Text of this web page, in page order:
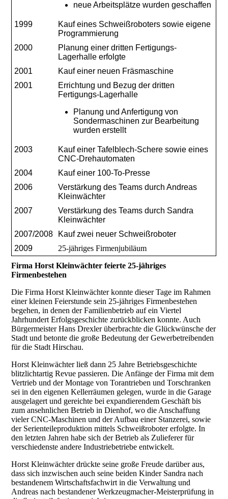
neue Arbeitsplätze wurden geschaffen
1999
Kauf eines Schweißroboters sowie eigene
Programmierung
2000
Planung einer dritten Fertigungs-
Lagerhalle erfolgte
2001
Kauf einer neuen Fräsmaschine
2001
Errichtung und Bezug der dritten
Fertigungs-Lagerhalle
Planung und Anfertigung von
Sondermaschinen zur Bearbeitung
wurden erstellt
2003
Kauf einer Tafelblech-Schere sowie eines
CNC-Drehautomaten
2004
Kauf einer 100-To-Presse
2006
Verstärkung des Teams durch Andreas
Kleinwächter
2007
Verstärkung des Teams durch Sandra
Kleinwächter
2007/2008
Kauf zwei neuer Schweißroboter
2009
25-jähriges Firmenjubiläum
Firma Horst Kleinwächter feierte 25-jähriges
Firmenbestehen
Die Firma Horst Kleinwächter konnte dieser Tage im Rahmen
einer kleinen Feierstunde sein 25-jähriges Firmenbestehen
begehen, in denen der Familienbetrieb auf ein Viertel
Jahrhundert Erfolgsgeschichte zurückblicken konnte. Auch
Bürgermeister Hans Drexler überbrachte die Glückwünsche der
Stadt und betonte die große Bedeutung der Gewerbetreibenden
für die Stadt Hirschau.
Horst Kleinwächter ließ dann 25 Jahre Betriebsgeschichte
blitzlichtartig Revue passieren. Die Anfänge der Firma mit dem
Vertrieb und der Montage von Torantrieben und Torschranken
sei in den eigenen Kellerräumen gelegen, wurde in die Garage
ausgelagert und gereichte bei expandierendem Geschäft bis
zum ansehnlichen Betrieb in Dienhof, wo die Anschaffung
vieler CNC-Maschinen und der Aufbau einer Stanzerei, sowie
der Serienteileproduktion mittels Schweißroboter erfolgte. In
den letzten Jahren habe sich der Betrieb als Zulieferer für
verschiedenste andere Industriebetriebe entwickelt.
Horst Kleinwächter drückte seine große Freude darüber aus,
dass sich inzwischen auch seine beiden Kinder Sandra nach
bestandenem Wirtschaftsfachwirt in die Verwaltung und
Andreas nach bestandener Werkzeugmacher-Meisterprüfung in